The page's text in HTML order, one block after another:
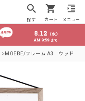
探す カート メニュー
MOEBE/フレーム A3 ウッド